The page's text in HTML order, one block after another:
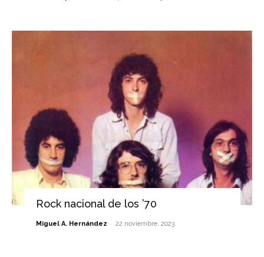
Rock nacional de los ’70
Miguel A. Hernández - 22 noviembre, 2023